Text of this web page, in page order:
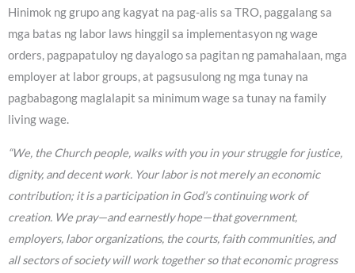
Hinimok ng grupo ang kagyat na pag-alis sa TRO, paggalang sa
mga batas ng labor laws hinggil sa implementasyon ng wage
orders, pagpapatuloy ng dayalogo sa pagitan ng pamahalaan, mga
employer at labor groups, at pagsusulong ng mga tunay na
pagbabagong maglalapit sa minimum wage sa tunay na family
living wage.
“We, the Church people, walks with you in your struggle for justice,
dignity, and decent work. Your labor is not merely an economic
contribution; it is a participation in God’s continuing work of
creation. We pray—and earnestly hope—that government,
employers, labor organizations, the courts, faith communities, and
all sectors of society will work together so that economic progress